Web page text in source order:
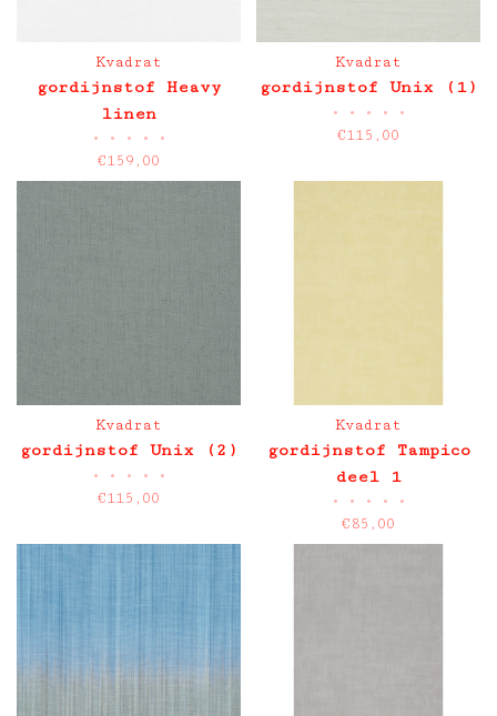
Kvadrat
gordijnstof Heavy
linen
• • • • •
€159,00
Kvadrat
gordijnstof Unix (1)
• • • • •
€115,00
Kvadrat
gordijnstof Unix (2)
• • • • •
€115,00
Kvadrat
gordijnstof Tampico
deel 1
• • • • •
€85,00